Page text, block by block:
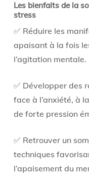
Les bienfaits de la
stress
✅ Réduire les
apaisant à la fois
l’agitation mentale.
✅ Développer des
face à l’anxiété, à
de forte pression
✅ Retrouver un
techniques
l’apaisement du